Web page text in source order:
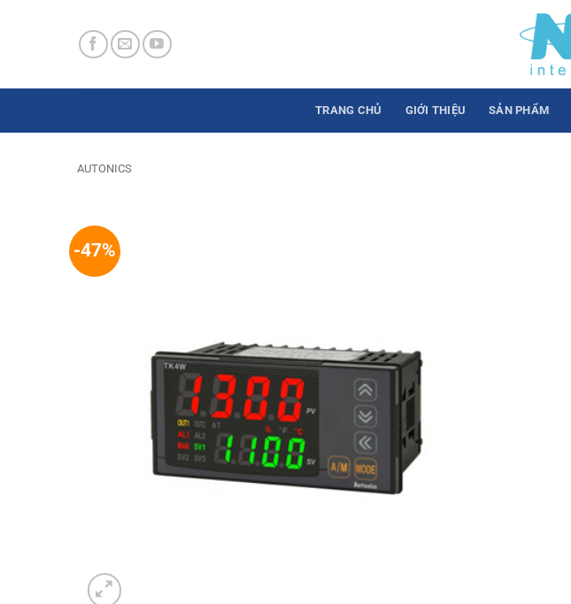
TRANG CHỦ GIỚI THIỆU SẢN PHẨM
AUTONICS
-47%